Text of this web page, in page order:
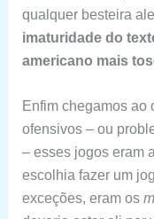
qualquer besteira
imaturidade do
americano mais
Enfim chegamos ao
ofensivos – ou
– esses jogos eram
escolhia fazer um
exceções, eram os